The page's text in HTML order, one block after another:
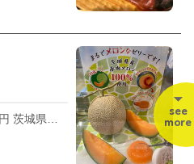
２個入り936円 3個入り1344円 茨城県産「厳選赤肉メロン」をそのままゼリーに！ 【厳選】美しいオレンジ色の果肉、まろやかで上品な甘み 【贅沢】ひとつひとつ、生のメロンから丁寧にくり抜いた果肉をたっぷり使用！
see
more